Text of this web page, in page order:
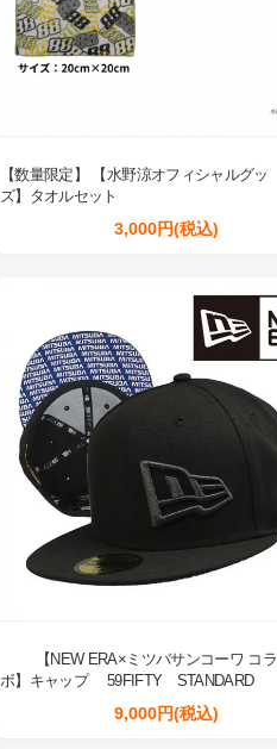
【数量限定】 【水野涼オフィシャルグッ
ズ】タオルセット
3,000円(税込)
【NEW ERA×ミツバサンコーワ コラ
ボ】キャップ 59FIFTY STANDARD
9,000円(税込)